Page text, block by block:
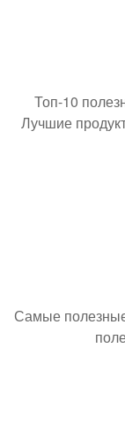
Топ-10
Лучшие
Самые